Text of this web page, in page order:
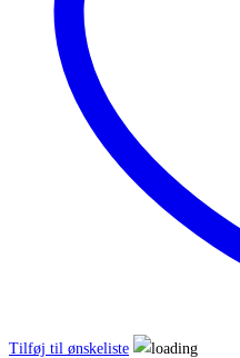
Tilføj til ønskeliste